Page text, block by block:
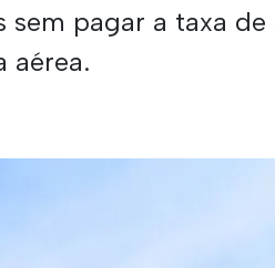
sem pagar a taxa
aérea.